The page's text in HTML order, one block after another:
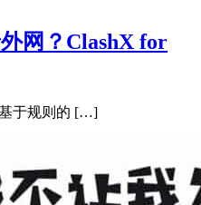
网？ClashX for
基于规则的 […]